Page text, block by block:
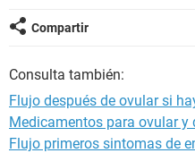
GLOSARIO
Compartir
Consulta también:
Flujo después de ovular si
Medicamentos para ovular y
Flujo primeros sintomas de